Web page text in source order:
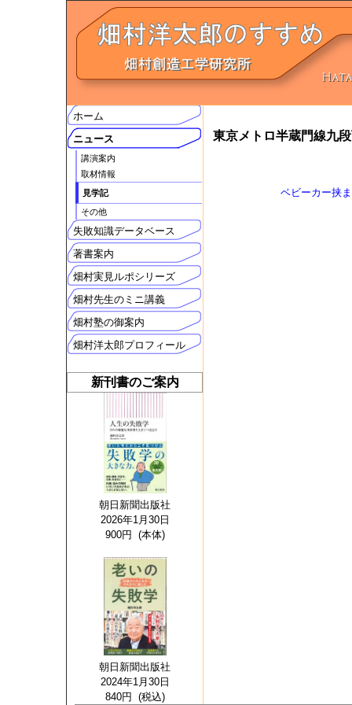
ホーム
ニュース
講演案内
取材情報
見学記
その他
失敗知識データベース
著書案内
畑村実見ルポシリーズ
畑村先生のミニ講義
畑村塾の御案内
畑村洋太郎プロフィール
新刊書のご案内
朝日新聞出版社
2026年1月30日
900円 (本体)
朝日新聞出版社
2024年1月30日
840円 (税込)
東京メトロ半蔵門線九
ベビーカー挟